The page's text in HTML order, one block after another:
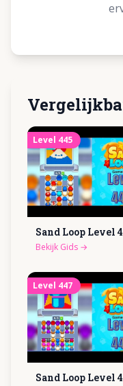
Level 445
Sand Loop Level
Bekijk Gids →
Level 447
Sand Loop Level